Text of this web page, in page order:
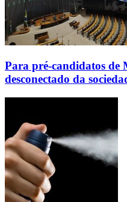
Para pré-candidatos de
desconectado da